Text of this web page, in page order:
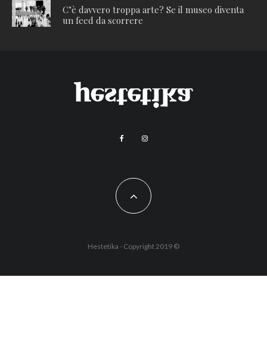
C’è davvero troppa arte? Se il museo diventa
un feed da scorrere
Hestetika - Copyright 2019 ©